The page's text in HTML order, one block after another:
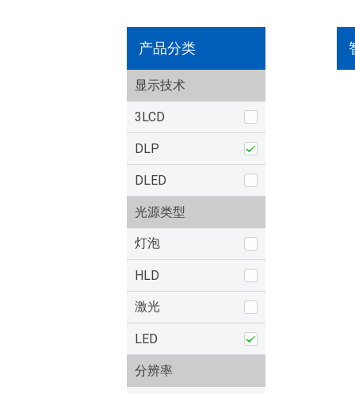
产品分类
显示技术
3LCD
DLP
DLED
光源类型
灯泡
HLD
激光
LED
分辨率